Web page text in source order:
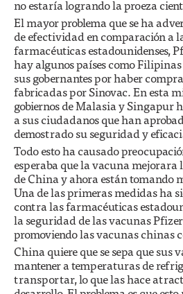
no estaría logrando la proeza
El mayor problema que se ha
de efectividad en comparación a
farmacéuticas estadounidenses,
hay algunos países como Filipinas
sus gobernantes por haber
fabricadas por Sinovac. En esta
gobiernos de Malasia y Singapur
a sus ciudadanos que han
demostrado su seguridad y
Todo esto ha causado
esperaba que la vacuna
de China y ahora están tomando
Una de las primeras medidas ha
contra las farmacéuticas
la seguridad de las vacunas
promoviendo las vacunas chinas
China quiere que se sepa que sus
mantener a temperaturas de
transportar, lo que las hace